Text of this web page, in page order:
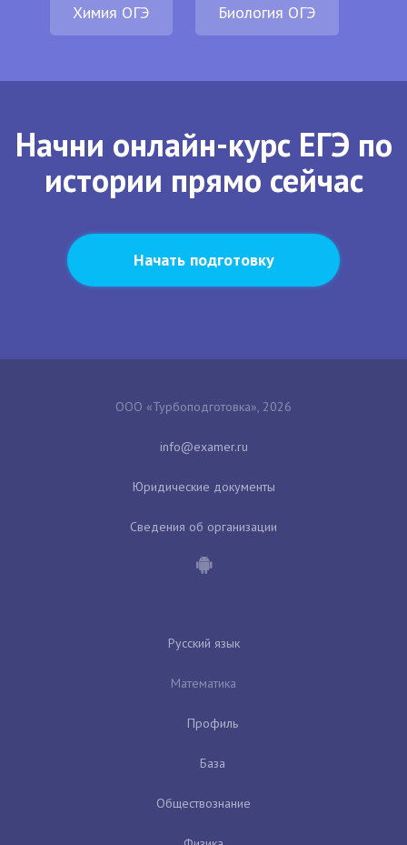
Химия ОГЭ Биология ОГЭ
Начни онлайн-курс ЕГЭ по
истории прямо сейчас
Начать подготовку
ООО «Турбоподготовка», 2026
Юридические документы
Сведения об организации
Русский язык
Математика
Профиль
База
Обществознание